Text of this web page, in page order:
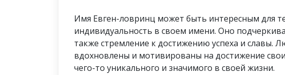
Имя Евген-ловринц может быть интересным для
индивидуальность в своем имени. Оно
также стремление к достижению успеха и славы.
вдохновлены и мотивированы на достижение
чего-то уникального и значимого в своей жизни.